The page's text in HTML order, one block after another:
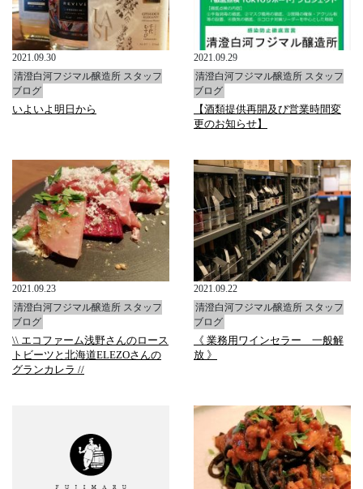
2021.09.30
清澄白河フジマル醸造所 スタッフ
ブログ
いよいよ明日から
2021.09.29
清澄白河フジマル醸造所 スタッフ
ブログ
【酒類提供再開及び営業時間変
更のお知らせ】
2021.09.23
清澄白河フジマル醸造所 スタッフ
ブログ
\\ エコファーム浅野さんのロース
トビーツと北海道ELEZOさんの
グランカレラ //
2021.09.22
清澄白河フジマル醸造所 スタッフ
ブログ
《 業務用ワインセラー 一般解
放 》